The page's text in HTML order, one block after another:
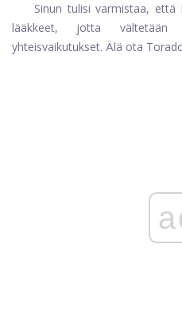
Sinun tulisi varmistaa,
lääkkeet, jotta vältetään
yhteisvaikutukset. Älä ota